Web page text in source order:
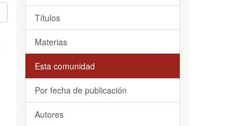
Títulos
Materias
Esta comunidad
Por fecha de publicación
Autores